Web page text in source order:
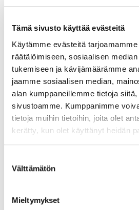
Tämä sivusto käyttää evästeitä
Käytämme evästeitä
räätälöimiseen, sosiaalisen
tukemiseen ja kävijämäärämme
jaamme sosiaalisen median,
alan kumppaneillemme tietoja
sivustoamme. Kumppanimme
tietoja muihin tietoihin, joita olet
kerätty, kun olet käyttänyt heidän
valinta
Välttämätön
Mieltymykset
Meiltä levyt voi ostaa myös määrämittaan
kulmasahaukset yms.
Tutustu myös